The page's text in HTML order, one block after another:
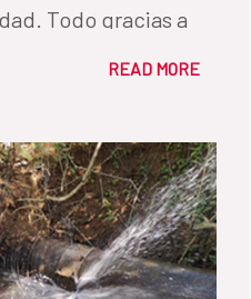
Todo gracias a
que ha llevado
READ MORE